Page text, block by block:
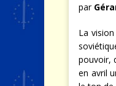
par
La
pouvoir,
en avril